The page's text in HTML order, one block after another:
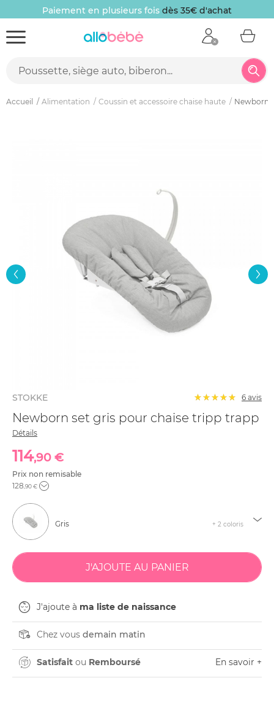
Paiement en plusieurs fois dès 35€ d'achat
Accueil Alimentation Coussin et accessoire chaise haute Newborn
STOKKE 6 avis
Newborn set gris pour chaise tripp trapp
Détails
114,90 €
Prix non remisable
128 ,90 €
Gris + 2 coloris
J'ajoute à ma liste de naissance
Chez vous demain matin
Satisfait ou Remboursé En savoir +